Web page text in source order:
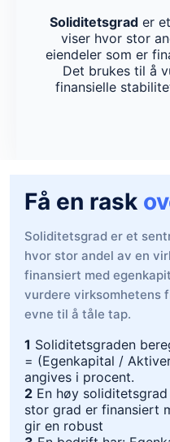
Soliditetsgrad er
viser hvor stor
eiendeler som er
Det brukes til å
finansielle
Få en rask
Soliditetsgrad er et
hvor stor andel av en
finansiert med
vurdere virksomhetens
evne til å tåle tap.
1 Soliditetsgraden
= (Egenkapital /
angives i procent.
2 En høy
stor grad er finansiert
gir en robust